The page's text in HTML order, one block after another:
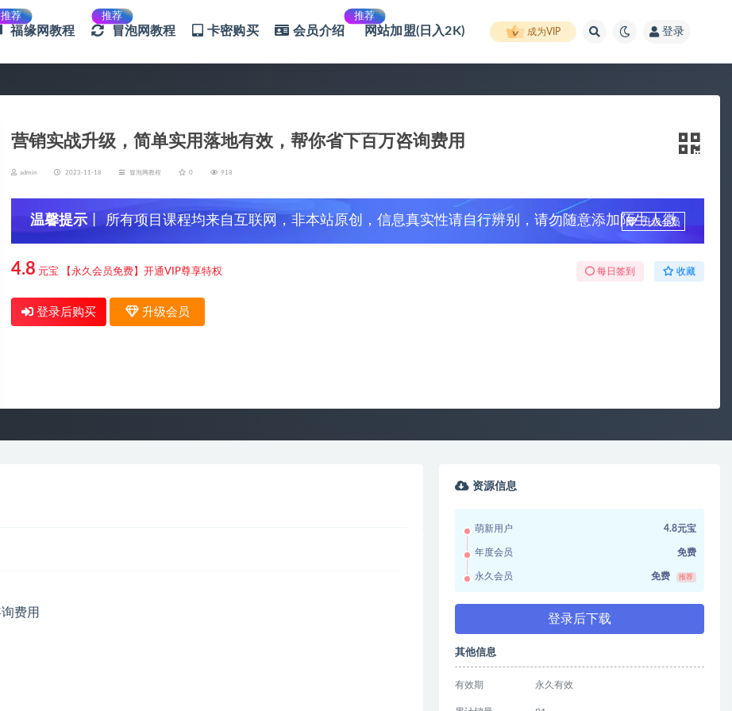
推荐
福缘网教程
推荐
冒泡网教程 卡密购买 会员介绍
推荐
网站加盟(日入2K) 成为VIP 登录
营销实战升级，简单实用落地有效，帮你省下百万咨询费用
admin 2023-11-18 冒泡网教程 0 918
温馨提示 丨 所有项目课程均来自互联网，非本站原创，信息真实性请自行辨别，请勿随意添加陌生人微
信，谨防上当受骗！
升级会员
4.8 元宝 【永久会员免费】开通VIP尊享特权 每日签到 收藏
登录后购买 升级会员
资源信息
萌新用户 4.8元宝
年度会员 免费
永久会员 免费 推荐
登录后下载
其他信息
有效期 永久有效